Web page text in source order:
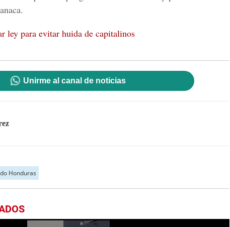
ley para evitar huida de capitalinos
Unirme al canal de noticias
Honduras